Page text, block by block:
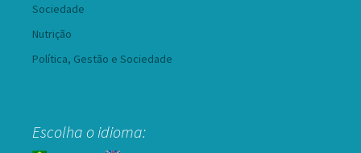
Sociedade
Nutrição
Política, Gestão e Sociedade
Escolha o idioma: